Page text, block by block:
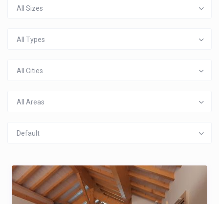
All Sizes
All Types
All Cities
All Areas
Default